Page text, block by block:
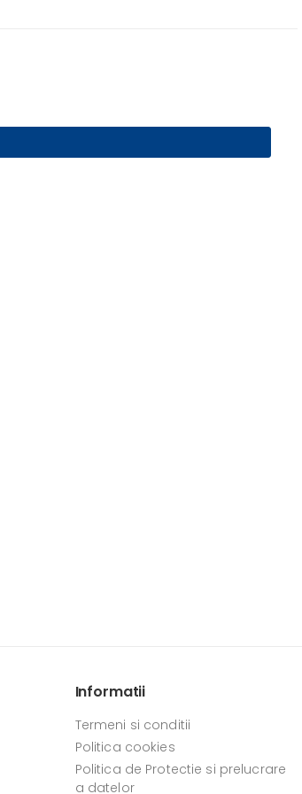
Informatii
Termeni si conditii
Politica cookies
Politica de Protectie si prelucrare
a datelor